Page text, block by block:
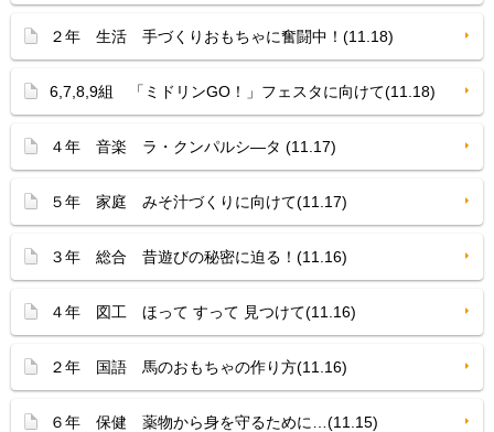
２年 生活 手づくりおもちゃに奮闘中！(11.18)
6,7,8,9組 「ミドリンGO！」フェスタに向けて(11.18)
４年 音楽 ラ・クンパルシ—タ (11.17)
５年 家庭 みそ汁づくりに向けて(11.17)
３年 総合 昔遊びの秘密に迫る！(11.16)
４年 図工 ほって すって 見つけて(11.16)
２年 国語 馬のおもちゃの作り方(11.16)
６年 保健 薬物から身を守るために…(11.15)